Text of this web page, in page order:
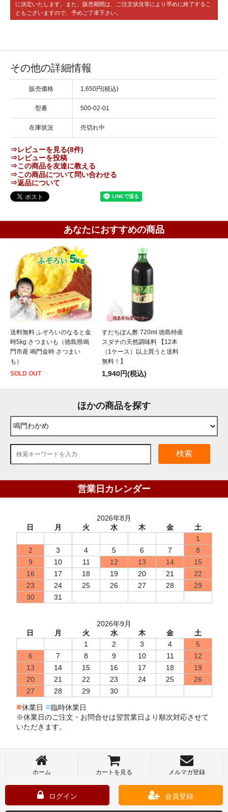
に決定いたします。また、販売期間は、ご注文状況等により早めに終了するこ
ともございますので、予めご了承下さい。
その他の詳細情報
販売価格 1,650円(税込)
型番 500-02-01
在庫状況 売切れ中
⇒レビューを見る(8件)
⇒レビューを投稿
⇒この商品を友達に教える
⇒この商品について問い合わせる
⇒返品について
あなたにおすすめの商品
送料無料 ふぞろいのなると金
時5kg さつまいも（徳島県鳴
門市産 鳴門金時 さつまい
も）
SOLD OUT
すだちぽん酢 720ml 徳島特産
スダチの天然調味料 【12本
（1ケース）以上買うと送料
無料！】
1,940円(税込)
ほかの商品を探す
検索
営業日カレンダー
2026年8月
日
月 火 水 木 金
土
1
2
3 4 5 6 7
8
9
10 11 12 13 14
15
16
17 18 19 20 21
22
23
24 25 26 27 28
29
30
31
2026年9月
日
月 火 水 木 金
土
1
2 3 4
5
6
7 8 9 10 11
12
13
14 15 16 17 18
19
20
21 22 23 24 25
26
27
28 29 30
■休業日 ■臨時休業日
※休業日のご注文・お問合せは翌営業日より順次対応させて
いただきます。
ホーム カートを見る メルマガ登録
ログイン 会員登録